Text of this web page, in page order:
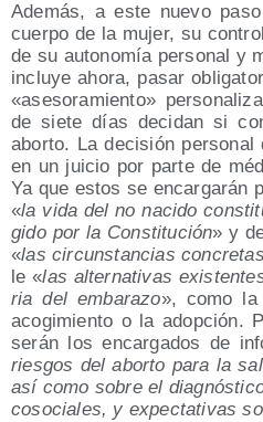
Ade­más, a este nue­vo
cuer­po de la mujer, su
de su auto­no­mía per­so­nal y
inclu­ye aho­ra, pasar
«ase­so­ra­mien­to»
de sie­te días deci­dan si
abor­to. La deci­sión
en un jui­cio por par­te de
Ya que estos se encar­ga­rán
«la vida del no naci­do
gi­do por la Cons­ti­tu­ción» y
«las cir­cuns­tan­cias
le «las alter­na­ti­vas
ria del emba­ra­zo», como la
aco­gi­mien­to o la adop­ción.
serán los encar­ga­dos de
ries­gos del abor­to para la
así como sobre el
co­so­cia­les, y expec­ta­ti­vas